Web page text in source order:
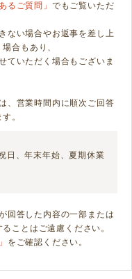
るご質問」 でもご覧いただ
ない場合やお返事を差し上
合もあり、
ていただく場合もございま
、営業時間内に順次ご回答
。
、年末年始、夏期休業
回答した内容の一部または
ことはご遠慮ください。
をご確認ください。